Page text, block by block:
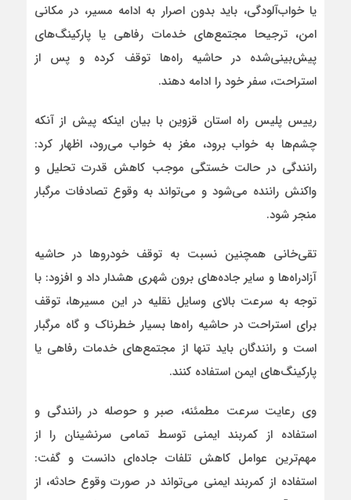
یا خواب‌آلودگی، باید بدون اصرار به ادامه مسیر، در مکانی
امن، ترجیحا مجتمع‌های خدمات رفاهی یا پارکینگ‌های
پیش‌بینی‌شده در حاشیه راه‌ها توقف کرده و پس از
استراحت، سفر خود را ادامه دهند.
رییس پلیس راه استان قزوین با بیان اینکه پیش از آنکه
چشم‌ها به خواب برود، مغز به خواب می‌رود، اظهار کرد:
رانندگی در حالت خستگی موجب کاهش قدرت تحلیل و
واکنش راننده می‌شود و می‌تواند به وقوع تصادفات مرگبار
منجر شود.
تقی‌خانی همچنین نسبت به توقف خودروها در حاشیه
آزادراه‌ها و سایر جاده‌های برون‌ شهری هشدار داد و افزود: با
توجه به سرعت بالای وسایل نقلیه در این مسیرها، توقف
برای استراحت در حاشیه راه‌ها بسیار خطرناک و گاه مرگبار
است و رانندگان باید تنها از مجتمع‌های خدمات رفاهی یا
پارکینگ‌های ایمن استفاده کنند.
وی رعایت سرعت مطمئنه، صبر و حوصله در رانندگی و
استفاده از کمربند ایمنی توسط تمامی سرنشینان را از
مهم‌ترین عوامل کاهش تلفات جاده‌ای دانست و گفت:
استفاده از کمربند ایمنی می‌تواند در صورت وقوع حادثه، از